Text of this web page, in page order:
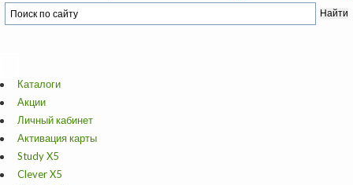
Каталоги
Акции
Личный кабинет
Активация карты
Study X5
Clever X5